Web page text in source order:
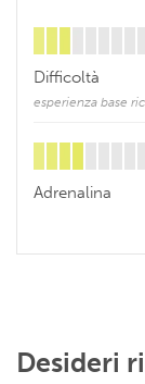
Difficoltà
esperienza base
Adrenalina
Desideri